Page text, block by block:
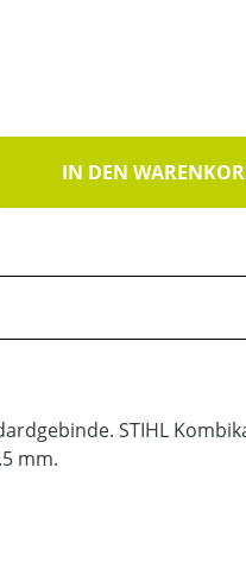
IN DEN
STIHL
mm.